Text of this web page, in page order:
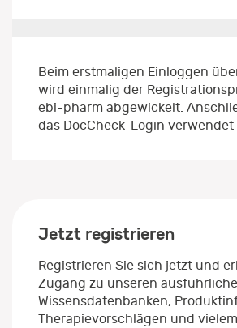
Beim erstmaligen Einloggen
wird einmalig der
ebi-pharm abgewickelt.
das DocCheck-Login verwendet
Jetzt registrieren
Registrieren Sie sich jetzt und
Zugang zu unseren
Wissensdatenbanken,
Therapievorschlägen und